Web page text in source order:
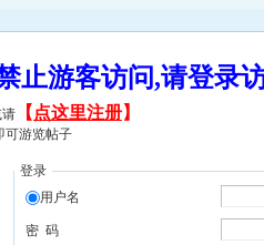
止游客访问,请登
【 点这里注册】
可游览帖子
登录
用户名
密 码